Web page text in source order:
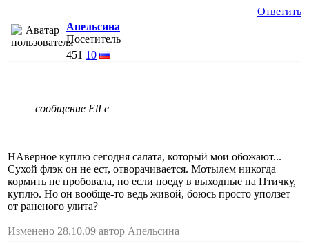
Ответить
Апельсина
Посетитель
451 10
сообщение ElLe
НАверное куплю сегодня салата, который мои обожают...
Сухой флэк он не ест, отворачивается. Мотылем никогда
кормить не пробовала, но если поеду в выходные на Птичку,
куплю. Но он вообще-то ведь живой, боюсь просто уползет
от раненого улита?
Изменено 28.10.09 автор Апельсина